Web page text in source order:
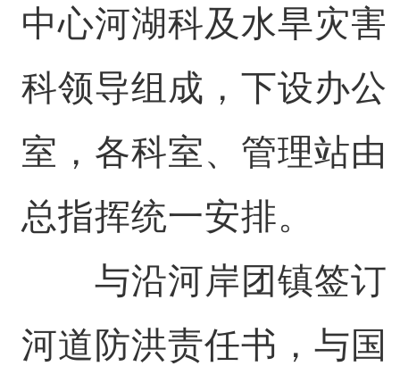
中心河湖科及水旱灾害
科领导组成，下设办公
室，各科室、管理站由
总指挥统一安排。
与沿河岸团镇签订
河道防洪责任书，与国